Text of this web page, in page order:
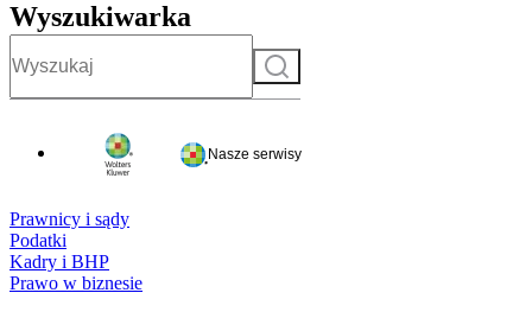
Wyszukiwarka
Szukaj
Nasze serwisy
Prawnicy i sądy
Podatki
Kadry i BHP
Prawo w biznesie